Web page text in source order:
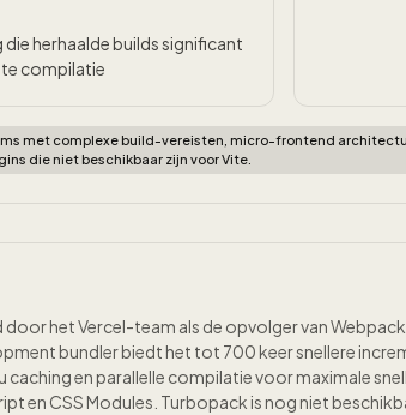
herhaalde builds significant
compilatie
met complexe build-vereisten, micro-frontend
die niet beschikbaar zijn voor Vite.
het Vercel-team als de opvolger van
bundler biedt het tot 700 keer snellere
en parallelle compilatie voor maximale
en CSS Modules. Turbopack is nog niet